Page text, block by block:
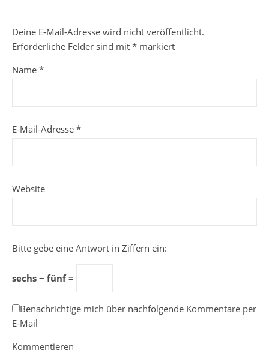
Deine E-Mail-Adresse wird nicht veröffentlicht.
Erforderliche Felder sind mit * markiert
Name *
E-Mail-Adresse *
Website
Bitte gebe eine Antwort in Ziffern ein:
sechs − fünf =
Benachrichtige mich über nachfolgende Kommentare per
E-Mail
Kommentieren